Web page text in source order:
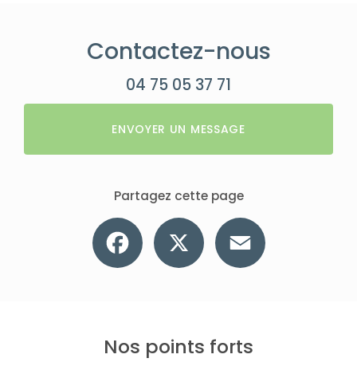
Contactez-nous
04 75 05 37 71
ENVOYER UN MESSAGE
Partagez cette page
Facebook
Nos points forts